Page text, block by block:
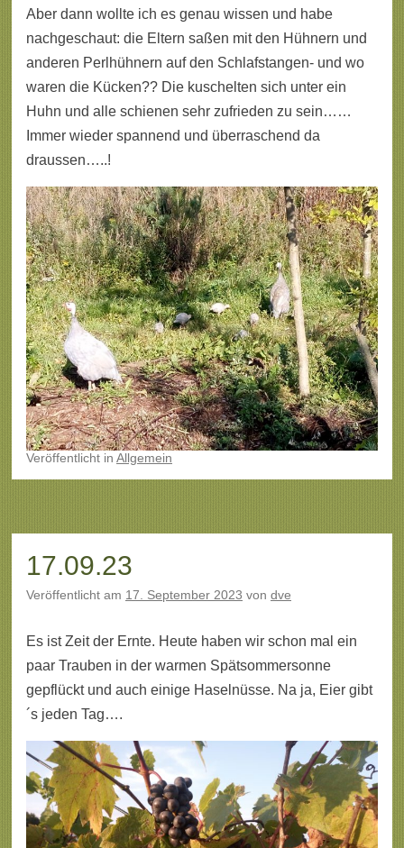
Aber dann wollte ich es genau wissen und habe
nachgeschaut: die Eltern saßen mit den Hühnern und
anderen Perlhühnern auf den Schlafstangen- und wo
waren die Kücken?? Die kuschelten sich unter ein
Huhn und alle schienen sehr zufrieden zu sein……
Immer wieder spannend und überraschend da
draussen…..!
Veröffentlicht in Allgemein
17.09.23
Veröffentlicht am 17. September 2023 von dve
Es ist Zeit der Ernte. Heute haben wir schon mal ein
paar Trauben in der warmen Spätsommersonne
gepflückt und auch einige Haselnüsse. Na ja, Eier gibt
´s jeden Tag….